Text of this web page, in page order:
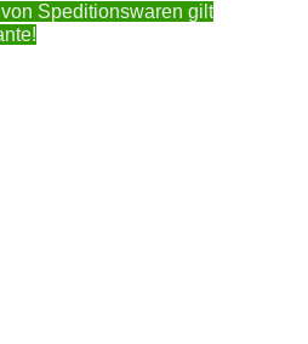
Speditionswaren gilt